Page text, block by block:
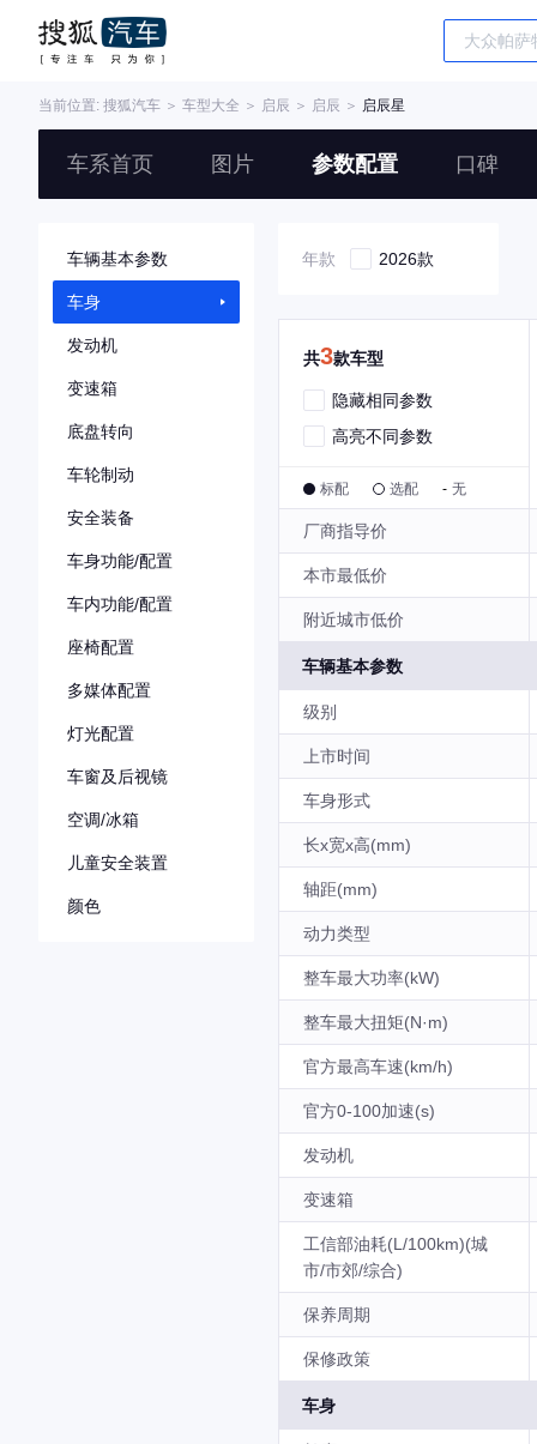
当前位置: 搜狐汽车 ＞ 车型大全 ＞ 启辰 ＞ 启辰 ＞ 启辰星
车系首页 图片 参数配置 口碑
车辆基本参数
车身
发动机
变速箱
底盘转向
车轮制动
安全装备
车身功能/配置
车内功能/配置
座椅配置
多媒体配置
灯光配置
车窗及后视镜
空调/冰箱
儿童安全装置
颜色
年款 2026款
共3款车型
隐藏相同参数
高亮不同参数
标配 选配 - 无
厂商指导价
本市最低价
附近城市低价
车辆基本参数
级别
上市时间
车身形式
长x宽x高(mm)
轴距(mm)
动力类型
整车最大功率(kW)
整车最大扭矩(N·m)
官方最高车速(km/h)
官方0-100加速(s)
发动机
变速箱
工信部油耗(L/100km)(城
市/市郊/综合)
保养周期
保修政策
车身